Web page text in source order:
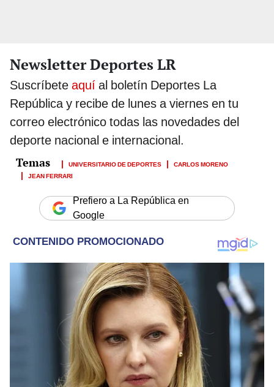
Newsletter Deportes LR
Suscríbete aquí al boletín Deportes La
República y recibe de lunes a viernes en tu
correo electrónico todas las novedades del
deporte nacional e internacional.
UNIVERSITARIO DE DEPORTES
CARLOS MORENO
JEAN FERRARI
Prefiero a La República en
Google